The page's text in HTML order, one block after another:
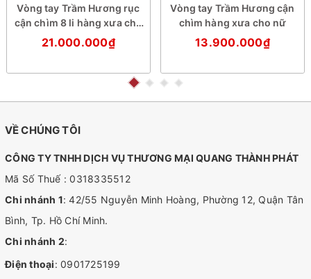
Vòng tay Trầm Hương rục
cận chìm 8 li hàng xưa cho
nữ
21.000.000₫
Vòng tay Trầm Hương cận
chìm hàng xưa cho nữ
13.900.000₫
VỀ CHÚNG TÔI
CÔNG TY TNHH DỊCH VỤ THƯƠNG MẠI QUANG THÀNH PHÁT
Mã Số Thuế : 0318335512
Chi nhánh 1: 42/55 Nguyễn Minh Hoàng, Phường 12, Quận Tân
Bình, Tp. Hồ Chí Minh.
Chi nhánh 2:
Điện thoại: 0901725199